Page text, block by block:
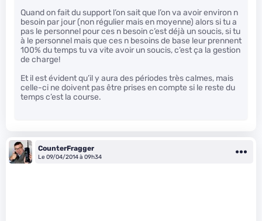
Quand on fait du support l’on sait que l’on va avoir environ n
besoin par jour (non régulier mais en moyenne) alors si tu a
pas le personnel pour ces n besoin c’est déjà un soucis, si tu
à le personnel mais que ces n besoins de base leur prennent
100% du temps tu va vite avoir un soucis, c’est ça la gestion
de charge!
Et il est évident qu’il y aura des périodes très calmes, mais
celle-ci ne doivent pas être prises en compte si le reste du
temps c’est la course.
CounterFragger
Le 09/04/2014 à 09h34